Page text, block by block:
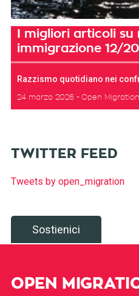
I migliori articoli
immigrazione 12/
Razzismo quotidiano nei
24 marzo 2026 Open Migration
TWITTER FEED
Tweets by open_migration
Sostienici
OPEN